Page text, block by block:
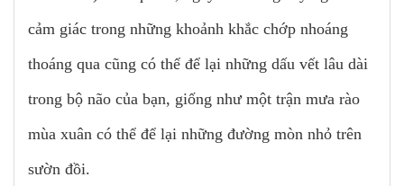
cảm giác trong những khoảnh khắc chớp nhoáng
thoáng qua cũng có thể để lại những dấu vết lâu dài
trong bộ não của bạn, giống như một trận mưa rào
mùa xuân có thể để lại những đường mòn nhỏ trên
sườn đồi.